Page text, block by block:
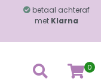
betaal achteraf
met Klarna
0